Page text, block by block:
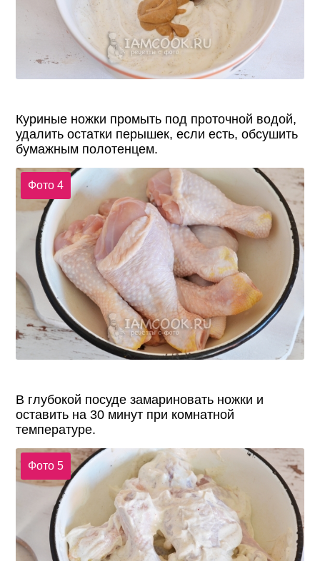
Куриные ножки промыть под проточной водой,
удалить остатки перышек, если есть, обсушить
бумажным полотенцем.
Фото 4
В глубокой посуде замариновать ножки и
оставить на 30 минут при комнатной
температуре.
Фото 5